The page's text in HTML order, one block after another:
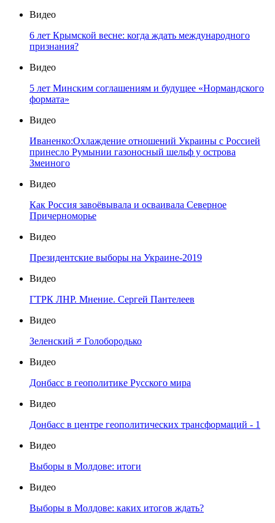
Видео
6 лет Крымской весне: когда ждать международного
признания?
Видео
5 лет Минским соглашениям и будущее «Нормандского
формата»
Видео
Иваненко:Охлаждение отношений Украины с Россией
принесло Румынии газоносный шельф у острова
Змеиного
Видео
Как Россия завоёвывала и осваивала Северное
Причерноморье
Видео
Президентские выборы на Украине-2019
Видео
ГТРК ЛНР. Мнение. Сергей Пантелеев
Видео
Зеленский ≠ Голобородько
Видео
Донбасс в геополитике Русского мира
Видео
Донбасс в центре геополитических трансформаций - 1
Видео
Выборы в Молдове: итоги
Видео
Выборы в Молдове: каких итогов ждать?